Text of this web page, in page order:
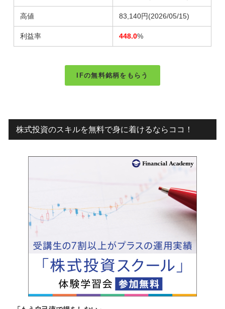
高値 83,140円 (2026/05/15)
利益率 448.0%
IFの無料銘柄をもらう
株式投資のスキルを無料で身に着けるならココ！